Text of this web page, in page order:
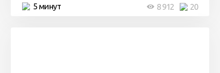
5 минут 20
8 912